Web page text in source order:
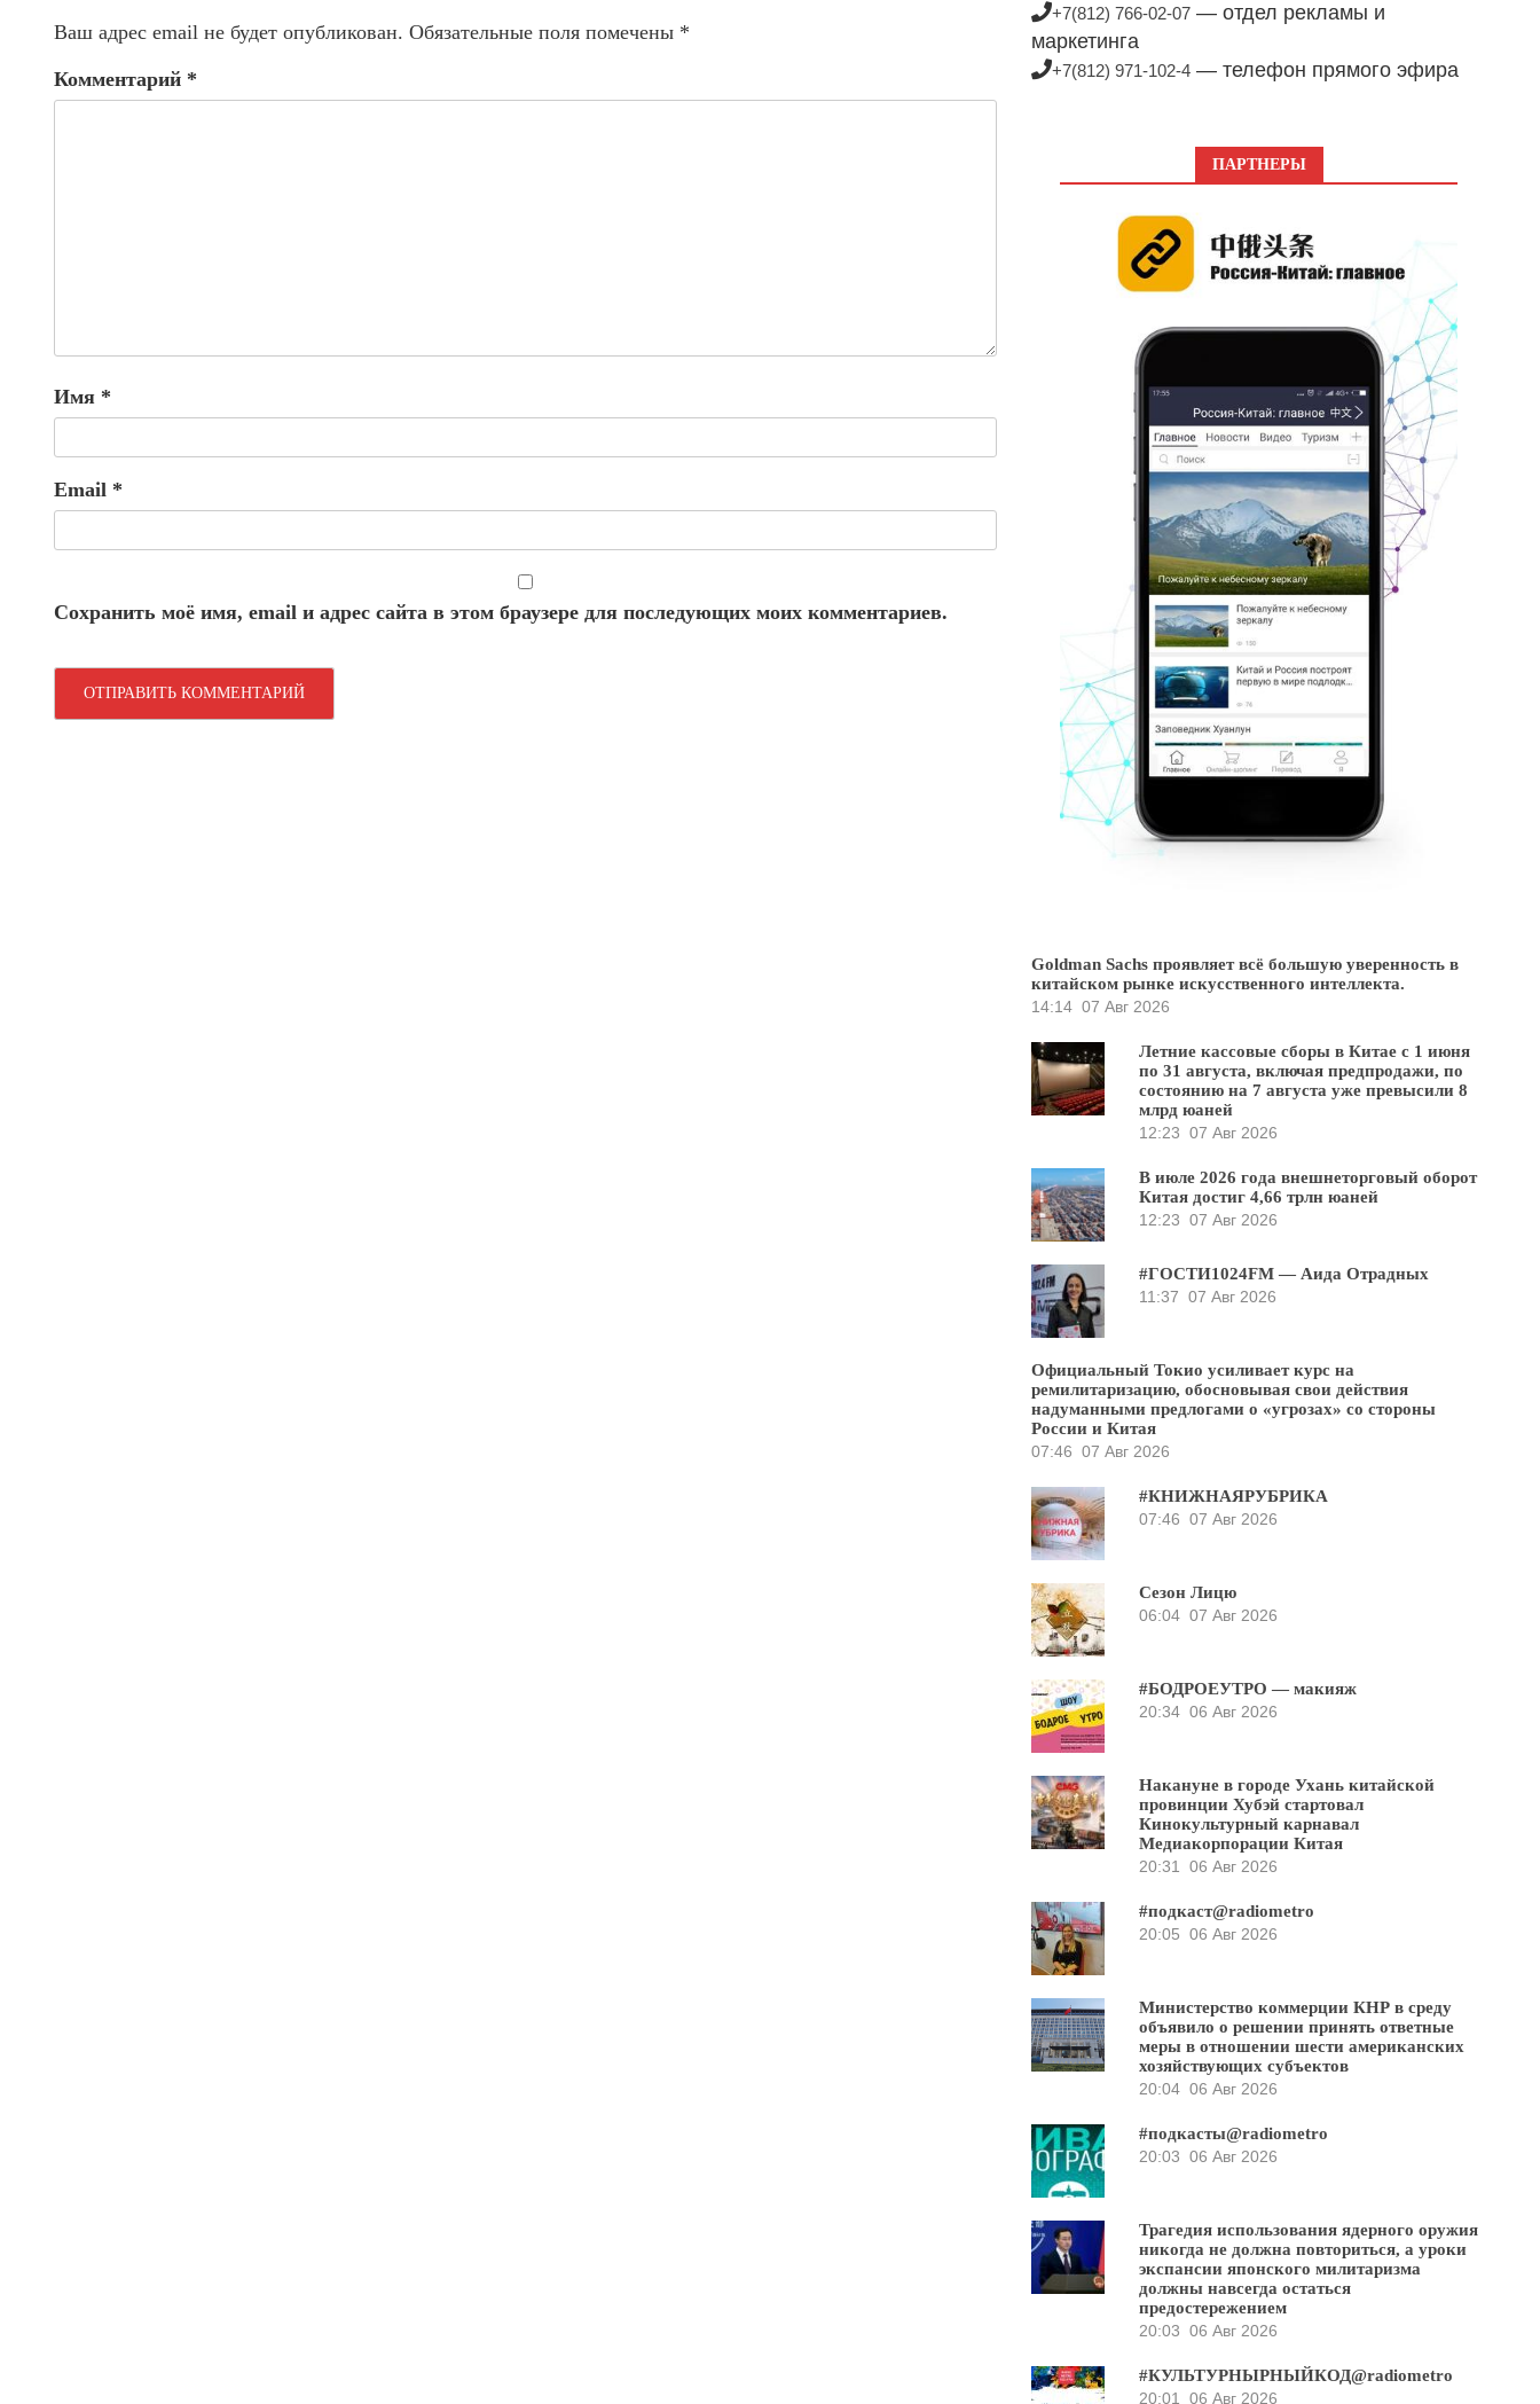
Ваш адрес email не будет опубликован. Обязательные поля помечены *
Комментарий *
Имя *
Email *
Сохранить моё имя, email и адрес сайта в этом браузере для последующих моих комментариев.
+7(812) 766-02-07 — отдел рекламы и
маркетинга
+7(812) 971-102-4 — телефон прямого эфира
ПАРТНЕРЫ
Goldman Sachs проявляет всё большую уверенность в
китайском рынке искусственного интеллекта.
14:14 07 Авг 2026
Летние кассовые сборы в Китае с 1 июня
по 31 августа, включая предпродажи, по
состоянию на 7 августа уже превысили 8
млрд юаней
12:23 07 Авг 2026
В июле 2026 года внешнеторговый оборот
Китая достиг 4,66 трлн юаней
12:23 07 Авг 2026
#ГОСТИ1024FM — Аида Отрадных
11:37 07 Авг 2026
Официальный Токио усиливает курс на
ремилитаризацию, обосновывая свои действия
надуманными предлогами о «угрозах» со стороны
России и Китая
07:46 07 Авг 2026
#КНИЖНАЯРУБРИКА
07:46 07 Авг 2026
Сезон Лицю
06:04 07 Авг 2026
#БОДРОЕУТРО — макияж
20:34 06 Авг 2026
Накануне в городе Ухань китайской
провинции Хубэй стартовал
Кинокультурный карнавал
Медиакорпорации Китая
20:31
06 Авг 2026
#подкаст@radiometro
20:05 06 Авг 2026
Министерство коммерции КНР в среду
объявило о решении принять ответные
меры в отношении шести американских
хозяйствующих субъектов
20:04 06 Авг 2026
#подкасты@radiometro
20:03 06 Авг 2026
Трагедия использования ядерного оружия
никогда не должна повториться, а уроки
экспансии японского милитаризма
должны навсегда остаться
предостережением
20:03 06 Авг 2026
#КУЛЬТУРНЫРНЫЙКОД@radiometro
20:01
06 Авг 2026